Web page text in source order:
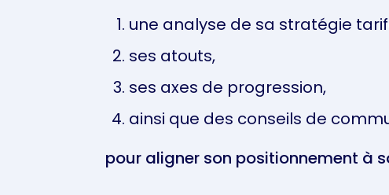
une analyse de sa stratégie
ses atouts,
ses axes de progression,
ainsi que des conseils de
pour aligner son positionnement à